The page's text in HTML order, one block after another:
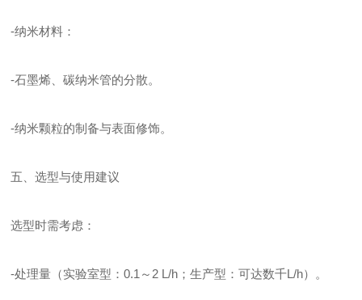
-纳米材料：
-石墨烯、碳纳米管的分散。
-纳米颗粒的制备与表面修饰。
五、选型与使用建议
选型时需考虑：
-处理量（实验室型：0.1～2 L/h；生产型：可达数千L/h）。